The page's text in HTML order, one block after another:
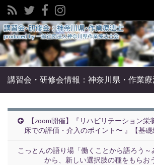
Search for:
講習会・研修会情報：神奈川県・作業
【zoom開催】『リハビリテーション栄
床での評価・介入のポイント〜 』【基礎
こっとんの語り場「働くことから語ろう
から、新しい選択肢の種をもらお